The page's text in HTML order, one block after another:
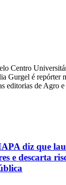
Centro
Gurgel é repórter
editorias de Agro
diz que
e descarta